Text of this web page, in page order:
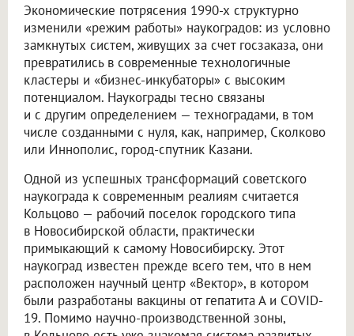
Экономические потрясения 1990-х структурно
изменили «режим работы» наукоградов: из условно
замкнутых систем, живущих за счет госзаказа, они
превратились в современные технологичные
кластеры и «бизнес-инкубаторы» с высоким
потенциалом. Наукограды тесно связаны
и с другим определением — техноградами, в том
числе созданными с нуля, как, например, Сколково
или Иннополис, город-спутник Казани.
Одной из успешных трансформаций советского
наукограда к современным реалиям считается
Кольцово — рабочий поселок городского типа
в Новосибирской области, практически
примыкающий к самому Новосибирску. Этот
наукоград известен прежде всего тем, что в нем
расположен научный центр «Вектор», в котором
были разработаны вакцины от гепатита А и COVID-
19. Помимо научно-производственной зоны,